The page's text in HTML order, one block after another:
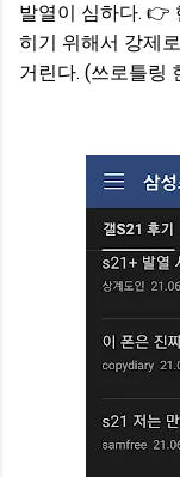
발열이 심하다. 👉
히기 위해서 강제
거린다. (쓰로틀링